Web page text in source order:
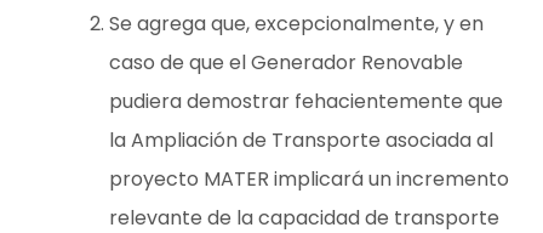
Se agrega que, excepcionalmente, y en
caso de que el Generador Renovable
pudiera demostrar fehacientemente que
la Ampliación de Transporte asociada al
proyecto MATER implicará un incremento
relevante de la capacidad de transporte